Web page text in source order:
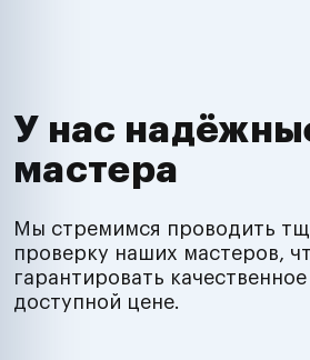
У нас
мастера
Мы стремимся проводить
проверку наших мастеров,
гарантировать
доступной цене.